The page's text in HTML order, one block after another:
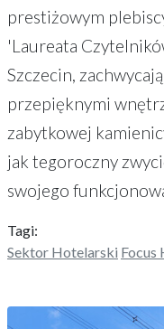
prestiżowym
'Laureata
Szczecin,
przepięknymi
zabytkowej
jak tegoroczny
swojego
Tagi:
Sektor Hotelarski Focus